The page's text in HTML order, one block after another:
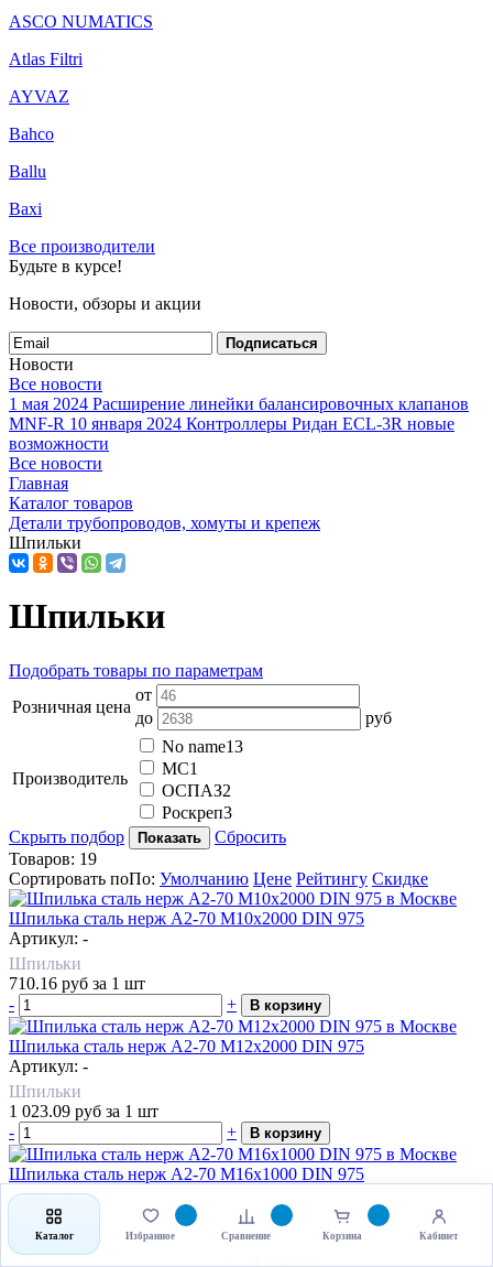
ASCO NUMATICS
Atlas Filtri
AYVAZ
Bahco
Ballu
Baxi
Все производители
Будьте в курсе!
Новости, обзоры и акции
Подписаться
Новости
Все новости
1 мая 2024 Расширение линейки балансировочных клапанов
MNF-R 10 января 2024 Контроллеры Ридан ECL-3R новые
возможности
Все новости
Главная
Каталог товаров
Детали трубопроводов, хомуты и крепеж
Шпильки
Шпильки
Подобрать товары по параметрам
Розничная цена
от
до
руб
Производитель
No name13
МС1
ОСПАЗ2
Роскреп3
Скрыть подбор
Показать
Сбросить
Товаров: 19
Сортировать поПо: Умолчанию Цене Рейтингу Скидке
Шпилька сталь нерж А2-70 М10х2000 DIN 975
Артикул: -
Шпильки
710.16 руб за 1 шт
-
+ В корзину
Шпилька сталь нерж А2-70 М12х2000 DIN 975
Артикул: -
Шпильки
1 023.09 руб за 1 шт
-
+ В корзину
Шпилька сталь нерж А2-70 М16х1000 DIN 975
Артикул: -
Шпильки
1 016.99 руб
за 1 шт
Каталог Избранное Сравнение Корзина Кабинет